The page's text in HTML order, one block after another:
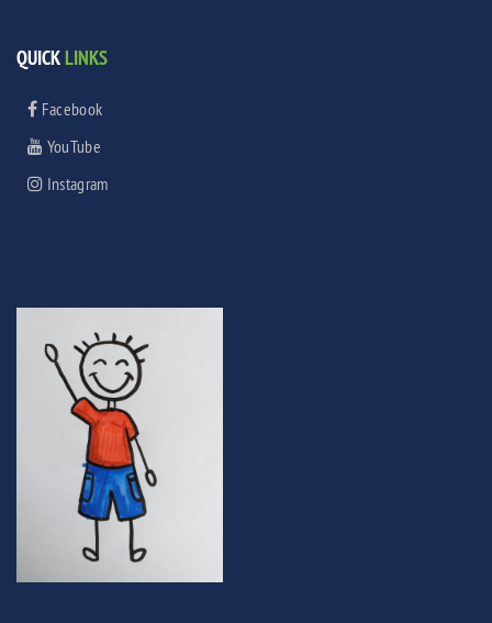
QUICKLINKS
Facebook
YouTube
Instagram